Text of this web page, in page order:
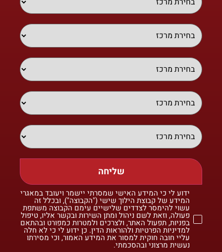
שליחה
ידוע לי כי המידע האישי שמסרתי יישמר ויעובד במאגרי
המידע של קבוצת הילוך שישי ("הקבוצה"), ובכלל זה
עשוי להימסר לצדדים שלישיים עימם הקבוצה משתפת
פעולה, וזאת לשם ניהול ומתן השירות ובקשר אליו, טיפול
בפניות, תפעול האתר, ולצרכים ולמטרות כמפורט ובהתאם
למדיניות הפרטיות ולהוראות הדין. כן ידוע לי כי לא חלה
עליי חובה חוקית למסור את המידע האמור, וכי מסירתו
נעשית מרצוני ובהסכמתי.